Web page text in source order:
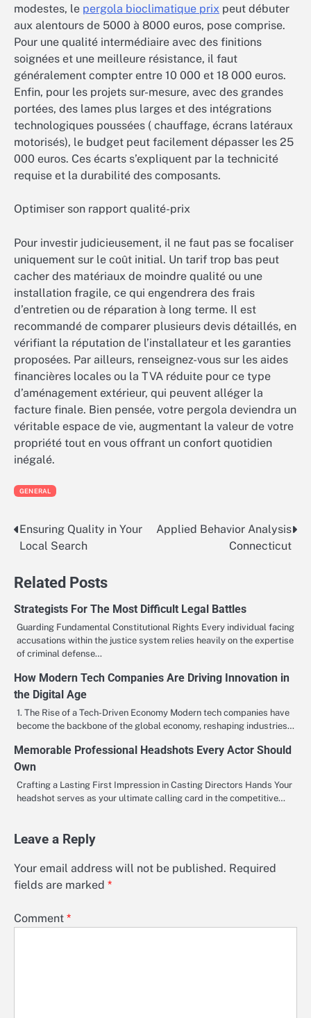
modestes, le pergola bioclimatique prix peut débuter
aux alentours de 5000 à 8000 euros, pose comprise.
Pour une qualité intermédiaire avec des finitions
soignées et une meilleure résistance, il faut
généralement compter entre 10 000 et 18 000 euros.
Enfin, pour les projets sur-mesure, avec des grandes
portées, des lames plus larges et des intégrations
technologiques poussées ( chauffage, écrans latéraux
motorisés), le budget peut facilement dépasser les 25
000 euros. Ces écarts s’expliquent par la technicité
requise et la durabilité des composants.
Optimiser son rapport qualité-prix
Pour investir judicieusement, il ne faut pas se focaliser
uniquement sur le coût initial. Un tarif trop bas peut
cacher des matériaux de moindre qualité ou une
installation fragile, ce qui engendrera des frais
d’entretien ou de réparation à long terme. Il est
recommandé de comparer plusieurs devis détaillés, en
vérifiant la réputation de l’installateur et les garanties
proposées. Par ailleurs, renseignez-vous sur les aides
financières locales ou la TVA réduite pour ce type
d’aménagement extérieur, qui peuvent alléger la
facture finale. Bien pensée, votre pergola deviendra un
véritable espace de vie, augmentant la valeur de votre
propriété tout en vous offrant un confort quotidien
inégalé.
GENERAL
Post
Ensuring Quality in Your
Local Search
Applied Behavior Analysis
Connecticut
Related Posts
Strategists For The Most Difficult Legal Battles
Guarding Fundamental Constitutional Rights Every individual facing
accusations within the justice system relies heavily on the expertise
of criminal defense…
How Modern Tech Companies Are Driving Innovation in
the Digital Age
1. The Rise of a Tech-Driven Economy Modern tech companies have
become the backbone of the global economy, reshaping industries…
Memorable Professional Headshots Every Actor Should
Own
Crafting a Lasting First Impression in Casting Directors Hands Your
headshot serves as your ultimate calling card in the competitive…
Leave a Reply
Your email address will not be published. Required
fields are marked *
Comment *